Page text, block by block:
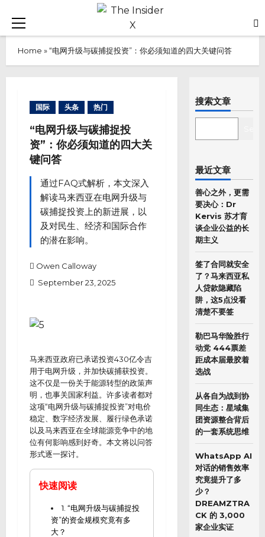
content
Primary
Home »“电网升级与碳捕捉投资”：你必须知道的四大关键问答
国际 头条 热门
“电网升级与碳捕捉投
资”：你必须知道的四大关
键问答
通过FAQ式解析，本文深入
解读马来西亚在电网升级与
碳捕捉投资上的新进展，以
及对民生、经济和国际合作
的潜在影响。
Owen Calloway
September 23, 2025
马来西亚政府已承诺投资430亿令吉
用于电网升级，并加快碳捕获投资。
这不仅是一份关于能源转型的政策声
明，也事关国家利益。许多读者都对
这项“电网升级与碳捕捉投资”对电价
稳定、数字经济发展、履行绿色承诺
以及马来西亚在全球能源竞争中的地
位有何影响感到好奇。本文将以问答
形式逐一探讨。
快速阅读
1. “电网升级与碳捕捉投
资”的资金规模究竟有多
大？
搜索文章
最近文章
善心之外，更需
要决心：Dr
Kervis 苏才育
谈企业公益的长
期主义
签了合同就安全
了？马来西亚私
人贷款隐藏陷
阱，这5点没看
清楚不要签
勒巴马华险胜行
动党 444票差
距成本届最胶着
选战
从各自为战到协
同生态：星域集
团资源整合背后
的一套系统思维
WhatsApp AI
对话的销售效率
究竟提升了多
少？
DREAMZTRA
CK 的 3,000
家企业实证